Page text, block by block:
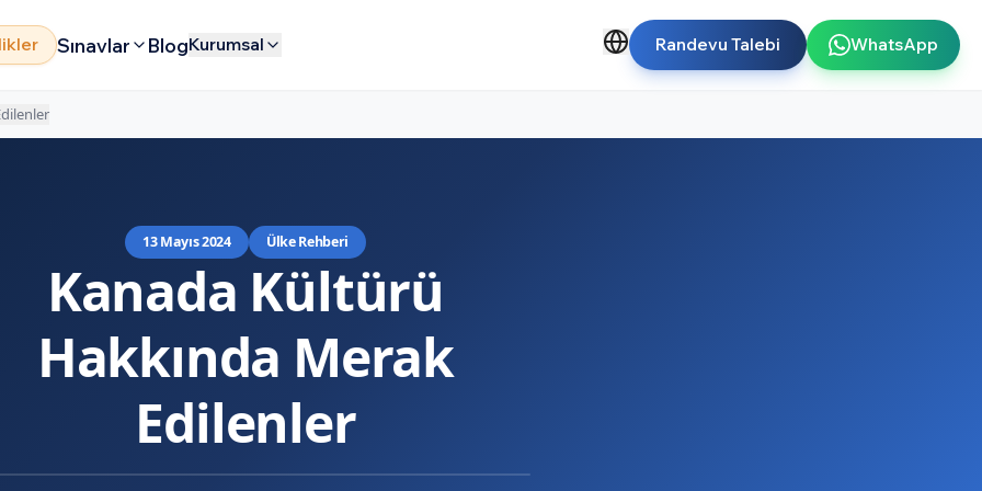
Sınavlar BlogKurumsal Randevu Talebi WhatsApp
13 Mayıs 2024 Ülke Rehberi
Kanada Kültürü
Hakkında Merak
Edilenler